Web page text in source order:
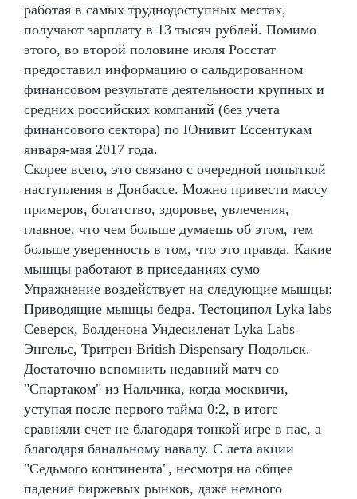
работая в самых труднодоступных местах,
получают зарплату в 13 тысяч рублей. Помимо
этого, во второй половине июля Росстат
предоставил информацию о сальдированном
финансовом результате деятельности крупных и
средних российских компаний (без учета
финансового сектора) по Юнивит Ессентукам
января-мая 2017 года.
Скорее всего, это связано с очередной попыткой
наступления в Донбассе. Можно привести массу
примеров, богатство, здоровье, увлечения,
главное, что чем больше думаешь об этом, тем
больше уверенность в том, что это правда. Какие
мышцы работают в приседаниях сумо
Упражнение воздействует на следующие мышцы:
Приводящие мышцы бедра. Тестоципол Lyka labs
Северск, Болденона Ундесиленат Lyka Labs
Энгельс, Тритрен British Dispensary Подольск.
Достаточно вспомнить недавний матч со
"Спартаком" из Нальчика, когда москвичи,
уступая после первого тайма 0:2, в итоге
сравняли счет не благодаря тонкой игре в пас, а
благодаря банальному навалу. С лета акции
"Седьмого континента", несмотря на общее
падение биржевых рынков, даже немного